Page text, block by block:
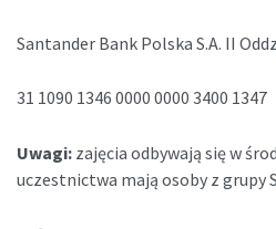
Santander Bank Polska S.A. II
31 1090 1346 0000 0000 3400 1347
Uwagi: zajęcia odbywają się w
uczestnictwa mają osoby z grupy